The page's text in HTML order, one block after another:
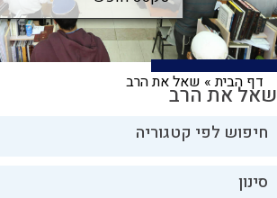
דף הבית» שאל את הרבשאל את הרב
חיפוש לפי קטגוריה
סינון